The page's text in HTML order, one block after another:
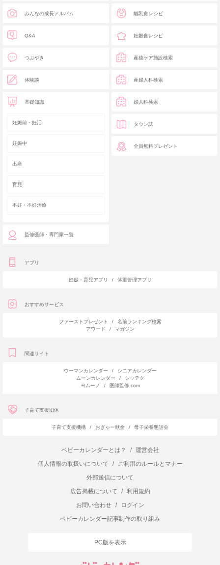
みんなの成長アルバム
Q&A
つぶやき
体験談
基礎知識
妊娠前・妊活
妊娠中
出産
育児
不妊・不妊治療
監修医師・専門家一覧
離乳食レシピ
妊娠食レシピ
産後ケア施設検索
産婦人科検索
婦人科検索
タウン誌
全員無料プレゼント
アプリ
妊娠・育児アプリ / 体重管理アプリ
おすすめサービス
ファーストプレゼント /
名前ランキング検索
アワード
/ マガジン
関連サイト
ウーマンカレンダー /
シニアカレンダー
ムーンカレンダー
/
シッテク
ヨムーノ
/ 医師監修.com
子育て支援団体
子育て支援機構 / おぎゃー献金 / 母子栄養懇話会
ベビーカレンダーとは？ /
運営会社
個人情報の取扱いについて
/
ご利用のルールとマナー
外部送信について
広告掲載について
/
利用規約
お問い合わせ
/
ログイン
ベビーカレンダー記事制作の取り組み
PC版を表示